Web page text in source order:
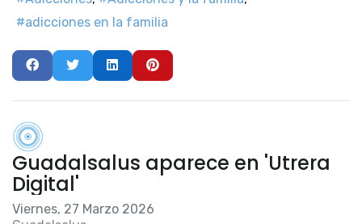
adicciones en la familia
Guadalsalus aparece en 'Utrera
Digital'
Viernes, 27 Marzo 2026